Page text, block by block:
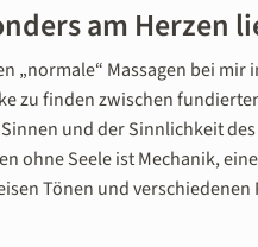
am Herzen
„normale“ Massagen bei
zu finden zwischen
und der Sinnlichkeit
ohne Seele ist Mechanik,
Tönen und